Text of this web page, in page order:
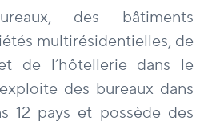
des bâtiments
multirésidentielles, de
de l’hôtellerie dans le
des bureaux dans
12 pays et possède des